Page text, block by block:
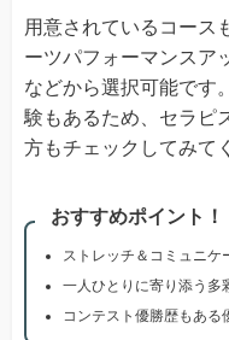
用意されているコース
ーツパフォーマンスア
などから選択可能です
験もあるため、セラピ
方もチェックしてみて
おすすめポイント！
ストレッチ＆コミュニケ
一人ひとりに寄り添う多
コンテスト優勝歴もある